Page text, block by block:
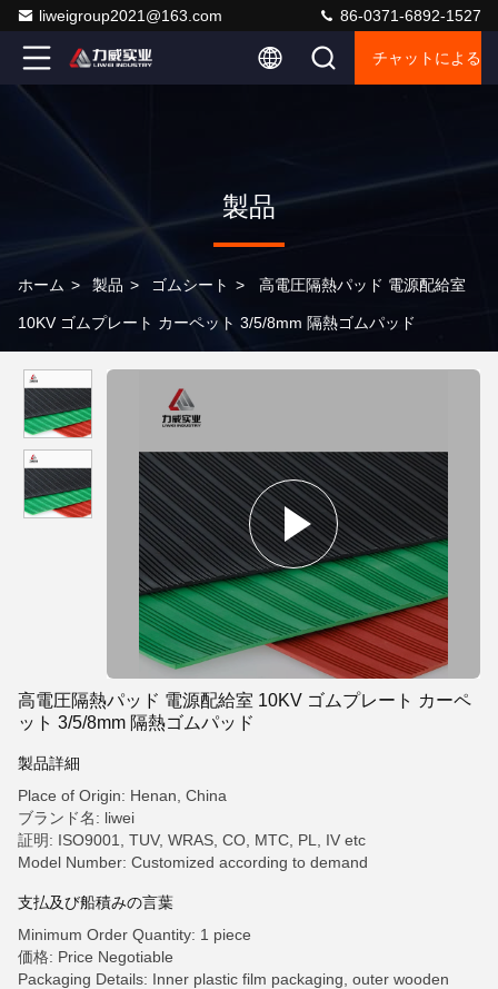
liweigroup2021@163.com 86-0371-6892-1527
チャットによる
製品
ホーム > 製品 > ゴムシート > 高電圧隔熱パッド 電源配給室
10KV ゴムプレート カーペット 3/5/8mm 隔熱ゴムパッド
高電圧隔熱パッド 電源配給室 10KV ゴムプレート カーペ
ット 3/5/8mm 隔熱ゴムパッド
製品詳細
Place of Origin: Henan, China
ブランド名: liwei
証明: ISO9001, TUV, WRAS, CO, MTC, PL, IV etc
Model Number: Customized according to demand
支払及び船積みの言葉
Minimum Order Quantity: 1 piece
価格: Price Negotiable
Packaging Details: Inner plastic film packaging, outer wooden